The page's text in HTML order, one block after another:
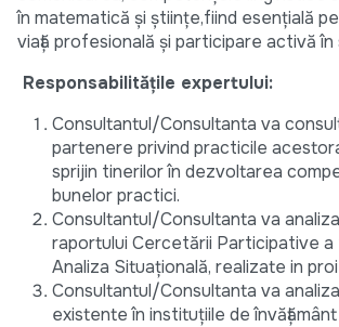
în matematică şi ştiinţe,fiind esențială
viață profesională și participare activă
Responsabilitățile expertului:
Consultantul/Consultanta va
partenere privind practicile
sprijin tinerilor în dezvoltarea
bunelor practici.
Consultantul/Consultanta va
raportului Cercetării Participative a
Analiza Situațională, realizate in
Consultantul/Consultanta va
existente în instituțiile de